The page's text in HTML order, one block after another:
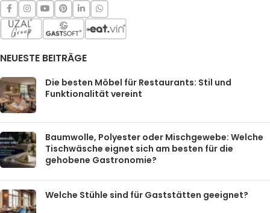
NEUESTE BEITRÄGE
Die besten Möbel für Restaurants: Stil und
Funktionalität vereint
Baumwolle, Polyester oder Mischgewebe: Welche
Tischwäsche eignet sich am besten für die
gehobene Gastronomie?
Welche Stühle sind für Gaststätten geeignet?